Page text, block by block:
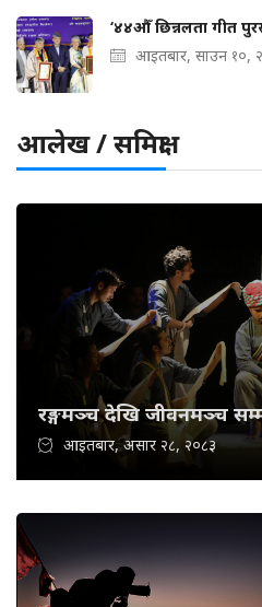
‘४४औँ छिन्नलता गीत
आइतबार, साउन १०,
आलेख / समिक्षा
रङ्गमञ्च देखि जीवनमञ्च
आइतबार, असार २८, २०८३